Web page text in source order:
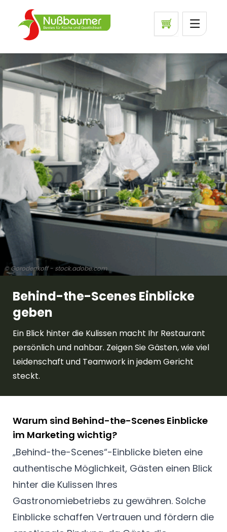
© Gorodenkoff - stock.adobe.com
Behind-the-Scenes Einblicke
geben
Ein Blick hinter die Kulissen macht Ihr Restaurant
persönlich und nahbar. Zeigen Sie Gästen, wie viel
Leidenschaft und Teamwork in jedem Gericht
steckt.
Warum sind Behind-the-Scenes Einblicke
im Marketing wichtig?
„Behind-the-Scenes“-Einblicke bieten eine
authentische Möglichkeit, Gästen einen Blick
hinter die Kulissen Ihres
Gastronomiebetriebs zu gewähren. Solche
Einblicke schaffen Vertrauen und fördern die